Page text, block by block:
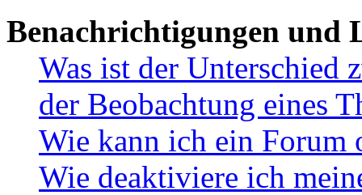
Benachrichtigungen und
Was ist der Unterschied
der Beobachtung eines
Wie kann ich ein Forum
Wie deaktiviere ich